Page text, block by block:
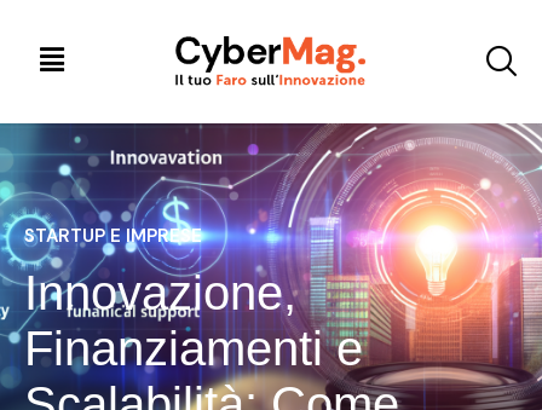
STARTUP E IMPRESE
Innovazione,
Finanziamenti e